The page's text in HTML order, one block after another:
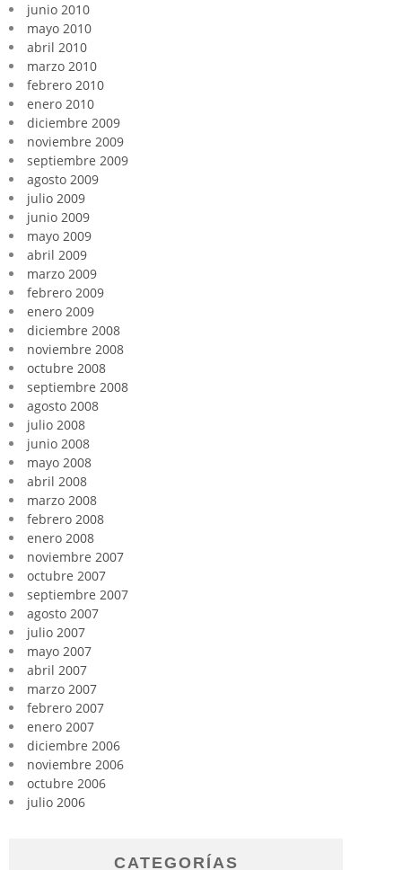
junio 2010
mayo 2010
abril 2010
marzo 2010
febrero 2010
enero 2010
diciembre 2009
noviembre 2009
septiembre 2009
agosto 2009
julio 2009
junio 2009
mayo 2009
abril 2009
marzo 2009
febrero 2009
enero 2009
diciembre 2008
noviembre 2008
octubre 2008
septiembre 2008
agosto 2008
julio 2008
junio 2008
mayo 2008
abril 2008
marzo 2008
febrero 2008
enero 2008
noviembre 2007
octubre 2007
septiembre 2007
agosto 2007
julio 2007
mayo 2007
abril 2007
marzo 2007
febrero 2007
enero 2007
diciembre 2006
noviembre 2006
octubre 2006
julio 2006
CATEGORÍAS